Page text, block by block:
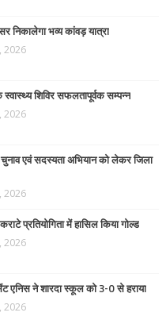
निकालेगा भव्य कांवड़ यात्रा
2026
शिविर सफलतापूर्वक सम्पन्न
2026
एवं सदस्यता अभियान को लेकर जिला
2026
प्रतियोगिता में हासिल किया गोल्ड
2026
एनिस ने शारदा स्कूल को 3-0 से हराया
2026